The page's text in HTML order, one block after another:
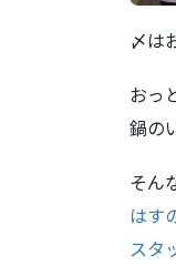
〆は
おっ
鍋の
そん
はす
スタ